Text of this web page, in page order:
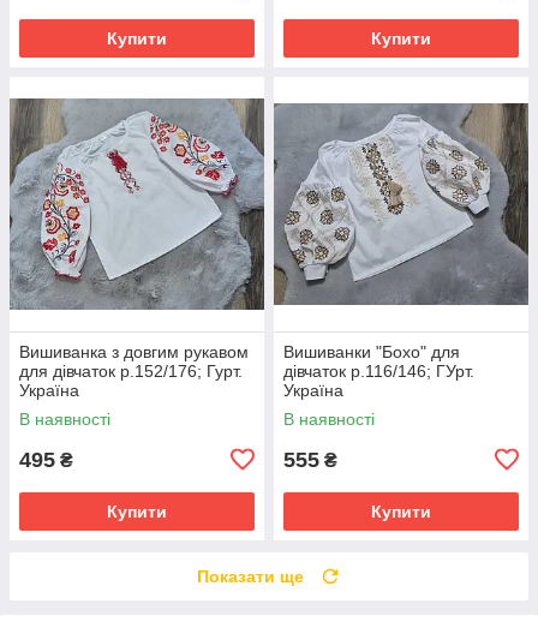
Купити Купити
Вишиванка з довгим рукавом
для дівчаток р.152/176; Гурт.
Україна
В наявності
495 ₴
Купити
Вишиванки "Бохо" для
дівчаток р.116/146; ГУрт.
Україна
В наявності
555 ₴
Купити
Показати ще